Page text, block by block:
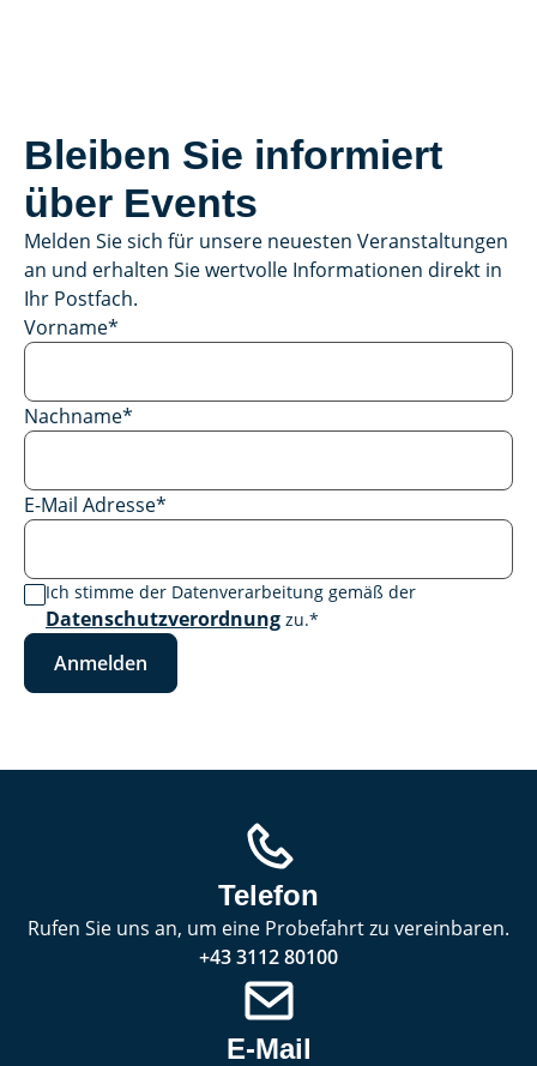
Bleiben Sie informiert
über Events
Melden Sie sich für unsere neuesten Veranstaltungen
an und erhalten Sie wertvolle Informationen direkt in
Ihr Postfach.
Vorname*
Nachname*
E-Mail Adresse*
Ich stimme der Datenverarbeitung gemäß der
Datenschutzverordnung zu.*
Anmelden
Telefon
Rufen Sie uns an, um eine Probefahrt zu vereinbaren.
+43 3112 80100
E-Mail